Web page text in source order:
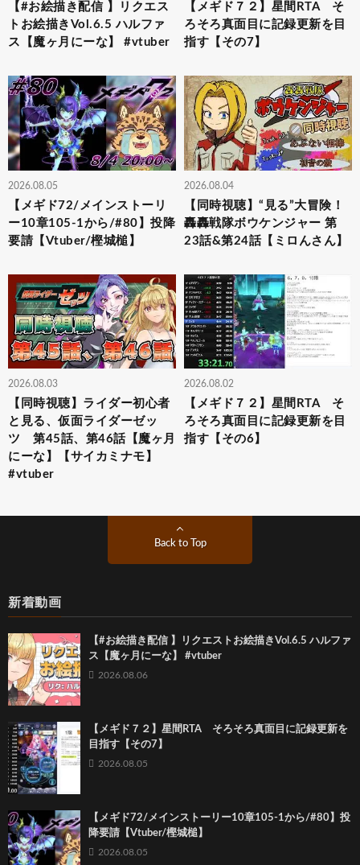
【#お絵描き配信 】リクエス
トお絵描きVol.6.5 ハルファ
ス【魔ヶ月にーな】 #vtuber
【メギド７２】星間RTA そ
ろそろ真面目に記録更新を目
指す【その7】
2026.08.05
【メギド72/メインストーリ
ー10章105-1から/#80】投降
要請【Vtuber/樫城槌】
2026.08.04
【同時視聴】“見る”大冒険！
轟轟戦隊ボウケンジャー 第
23話&第24話【ミロんさん】
2026.08.03
【同時視聴】ライダー初心者
と見る、仮面ライダーゼッ
ツ 第45話、第46話【魔ヶ月
にーな】【サイカミナモ】
#vtuber
2026.08.02
【メギド７２】星間RTA そ
ろそろ真面目に記録更新を目
指す【その6】
Back to Top
新着動画
【#お絵描き配信 】リクエストお絵描きVol.6.5 ハルファ
ス【魔ヶ月にーな】 #vtuber
2026.08.06
【メギド７２】星間RTA そろそろ真面目に記録更新を
目指す【その7】
2026.08.05
【メギド72/メインストーリー10章105-1から/#80】投
降要請【Vtuber/樫城槌】
2026.08.05